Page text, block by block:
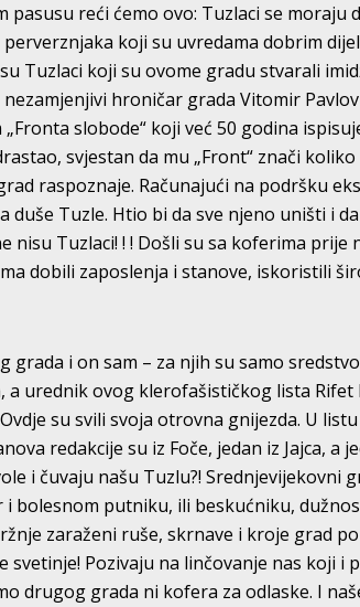
pasusu reći ćemo ovo: Tuzlaci se moraju
koji su uvredama dobrim
Tuzlaci koji su ovome gradu stvarali
nezamjenjivi hroničar grada Vitomir
„Fronta slobode“ koji već 50 godina
svjestan da mu „Front“ znači
raspoznaje. Računajući na podršku
duše Tuzle. Htio bi da sve njeno uništi i
nisu Tuzlaci! ! ! Došli su sa koferima
dobili zaposlenja i stanove, iskoristili
grada i on sam – za njih su samo
a urednik ovog klerofašističkog lista
su svili svoja otrovna gnijezda. U
redakcije su iz Foče, jedan iz Jajca, a
i čuvaju našu Tuzlu?! Srednjevijekovni
i bolesnom putniku, ili beskućniku,
zaraženi ruše, skrnave i kroje grad
svetinje! Pozivaju na linčovanje nas koji i
drugog grada ni kofera za odlaske. I